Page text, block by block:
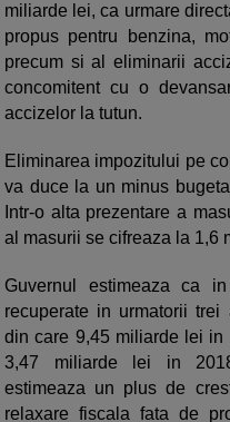
miliarde lei, ca urmare
propus pentru benzina,
precum si al eliminarii
concomitent cu o
accizelor la tutun.
Eliminarea impozitului pe
va duce la un minus
Intr-o alta prezentare a
al masurii se cifreaza la 1,6
Guvernul estimeaza ca
recuperate in urmatorii
din care 9,45 miliarde lei
3,47 miliarde lei in
estimeaza un plus de
relaxare fiscala fata de